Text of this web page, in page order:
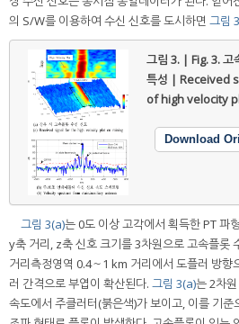
의 S/W를 이용하여 수신 신호를 도시하면 그림
그림 3. | Fig. 3.고
특성 | Received
of high velocity
Download
그림 3(a)는 0도 이상 고각에서 획득한 PT 파
y축 거리, z축 신호 크기를 3차원으로 고속플롯
거리측정영역 0.4～1 km 거리에서 도플러 방향
러 간격으로 부엽이 확산된다. 그림 3(a)는 2차
속도에서 주클러터(붉은색)가 보이고, 이를 기